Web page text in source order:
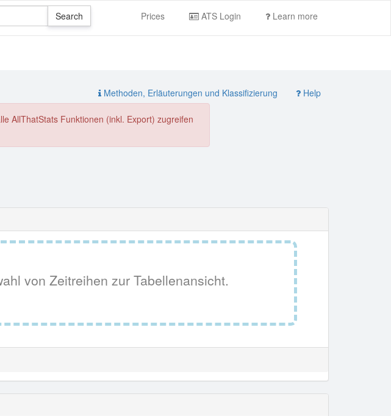
Prices ATS Login Learn more
Methoden, Erläuterungen und Klassifizierung Help
AllThatStats Funktionen (inkl. Export) zugreifen
von Zeitreihen zur Tabellenansicht.